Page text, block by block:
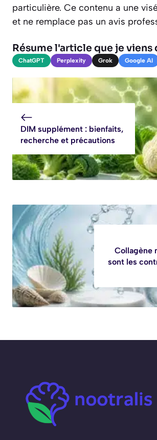
particulière. Ce contenu a une
et ne remplace pas un avis
Résume l'article que je viens
ChatGPT Perplexity Grok Google AI
DIM supplément : bienfaits,
recherche et précautions
Collagène
sont les